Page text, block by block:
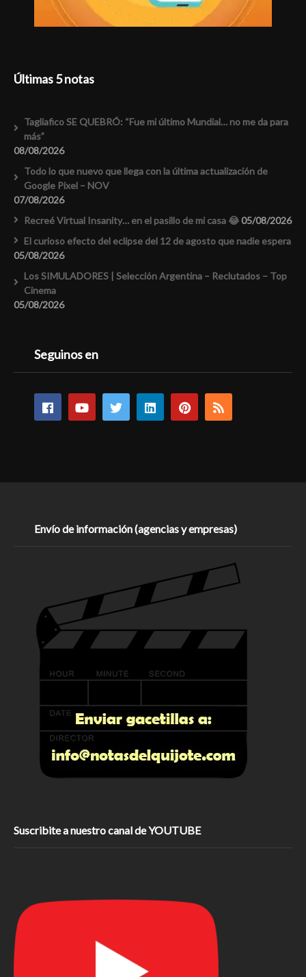
Últimas 5 notas
Tagliafico SE QUEBRÓ: “Fue mi último Mundial… no me da para
más”
08/08/2026
Todo lo que nuevo que llega con la última actualización de
Google Pixel – NOV
07/08/2026
Recreé Virtual Insanity… en el pasillo de mi casa 😂05/08/2026
El curioso efecto del eclipse del 12 de agosto que nadie espera
05/08/2026
Los SIMULADORES | Selección Argentina – Reclutados – Top
Cinema
05/08/2026
Seguinos en
Envío de información (agencias y empresas)
Suscribite a nuestro canal de YOUTUBE